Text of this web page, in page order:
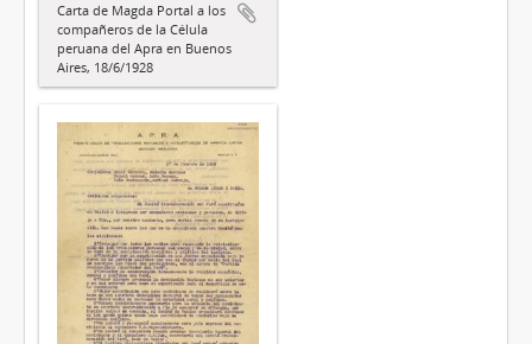
Carta de Magda Portal a los
compañeros de la Célula
peruana del Apra en Buenos
Aires, 18/6/1928